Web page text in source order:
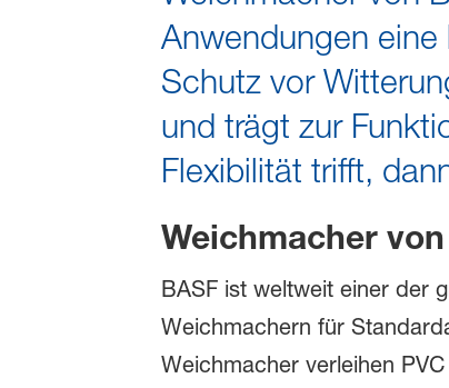
Anwendungen eine
Schutz vor
und trägt zur
Flexibilität trifft,
Weichmacher
BASF ist weltweit einer der
Weichmachern für
Weichmacher verleihen